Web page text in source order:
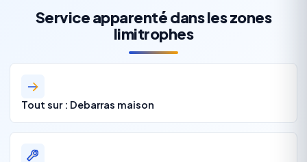
Service apparenté dans les zones
limitrophes
Tout sur : Debarras maison